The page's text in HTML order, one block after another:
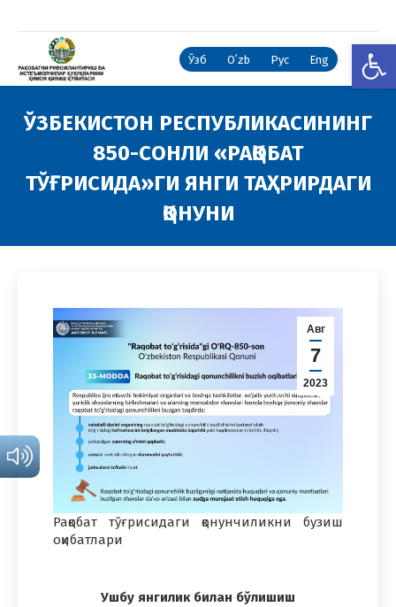
Ўзб Oʻzb Рус Eng
ЎЗБEКИСТОН РEСПУБЛИКАСИНИНГ
850-СОНЛИ «РАҚОБАТ
ТЎҒРИСИДА»ГИ ЯНГИ ТАҲРИРДАГИ
ҚОНУНИ
Авг
7
2023
Рақобат тўғрисидаги қонунчиликни бузиш
оқибатлари
Ушбу янгилик билан бўлишиш